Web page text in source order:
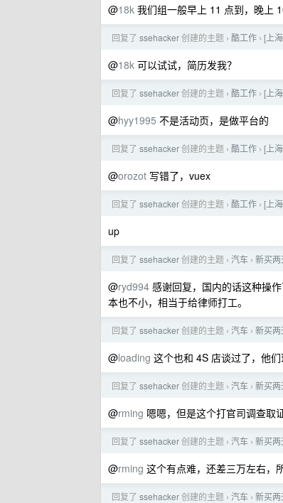
@18k 我们组一般早上 11 点到，晚上
回复了 ssehacker创建的主题 › 酷工作 › [上
@18k 可以试试，简历发我？
回复了 ssehacker创建的主题 › 酷工作 › [上
@hyy1995 不是活动页，是做平台的
回复了 ssehacker创建的主题 › 酷工作 › [上
@orozot 写错了，vuex
回复了 ssehacker创建的主题 › 酷工作 › [上
up
回复了 ssehacker创建的主题 › 汽车 › 新买两
@ryd994 感谢回复，国内的话这种操
本也不小，相当于给律师打工。
回复了 ssehacker创建的主题 › 汽车 › 新买两
@loading 这个也和 4S 店谈过了，他
回复了 ssehacker创建的主题 › 汽车 › 新买两
@rming 嗯嗯，但是这个打官司调查取
回复了 ssehacker创建的主题 › 汽车 › 新买两
@rming 这个有点难，还差三万左右，
回复了 ssehacker创建的主题 › 汽车 › 新买两